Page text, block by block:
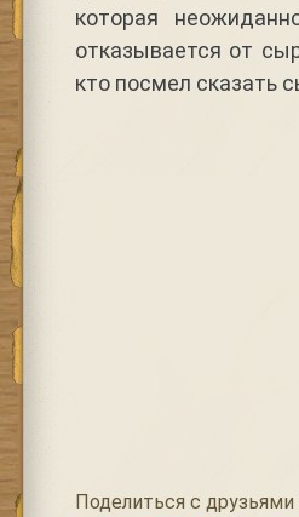
которая
отказывается от
кто посмел сказать
Поделиться с друзьями